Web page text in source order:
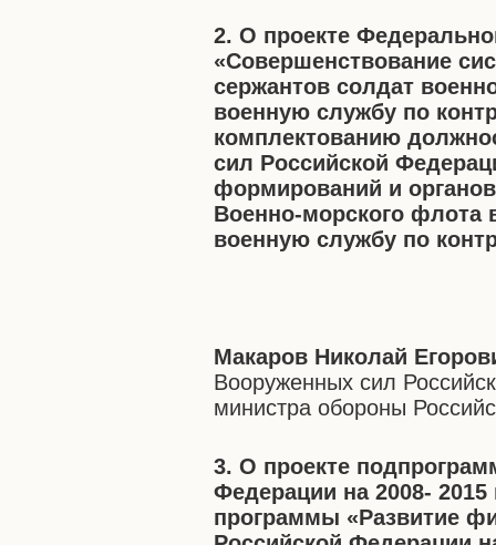
2. О проекте
«Совершенствование
сержантов солдат
военную службу по
комплектованию
сил Российской
формирований и
Военно-морского
военную службу по
Макаров Николай
Вооруженных сил
министра обороны
3. О проекте
Федерации на 2008-
программы «Развитие